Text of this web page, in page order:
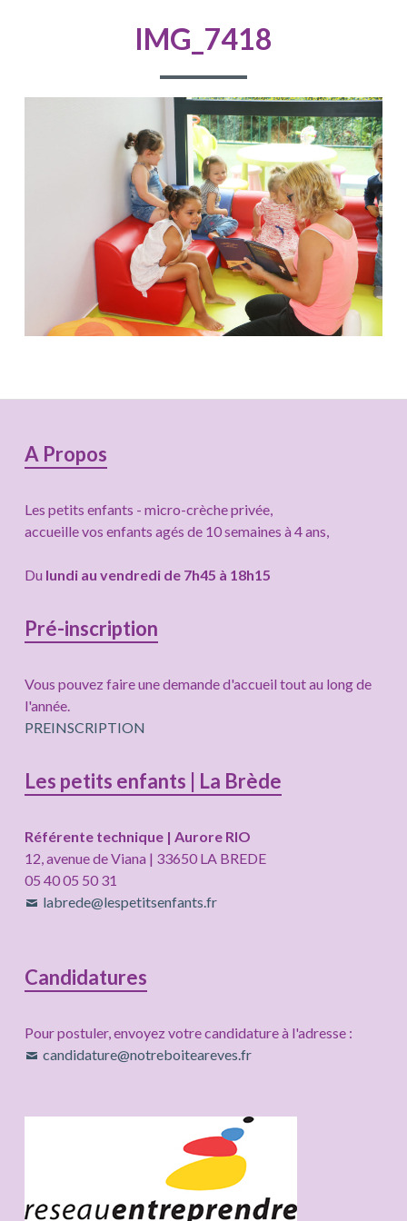
IMG_7418
Colonne
subsidiaire
A Propos
Les petits enfants - micro-crèche privée,
accueille vos enfants agés de 10 semaines à 4 ans,
Du lundi au vendredi de 7h45 à 18h15
Pré-inscription
Vous pouvez faire une demande d'accueil tout au long de
l'année.
PREINSCRIPTION
Les petits enfants | La Brède
Référente technique | Aurore RIO
12, avenue de Viana | 33650 LA BREDE
05 40 05 50 31
labrede@lespetitsenfants.fr
Candidatures
Pour postuler, envoyez votre candidature à l'adresse :
candidature@notreboiteareves.fr